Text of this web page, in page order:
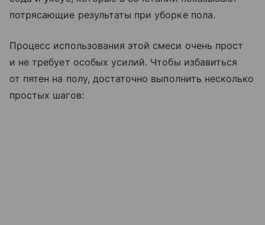
потрясающие результаты при уборке пола.
Процесс использования этой смеси очень прост
и не требует особых усилий. Чтобы избавиться
от пятен на полу, достаточно выполнить несколько
простых шагов: